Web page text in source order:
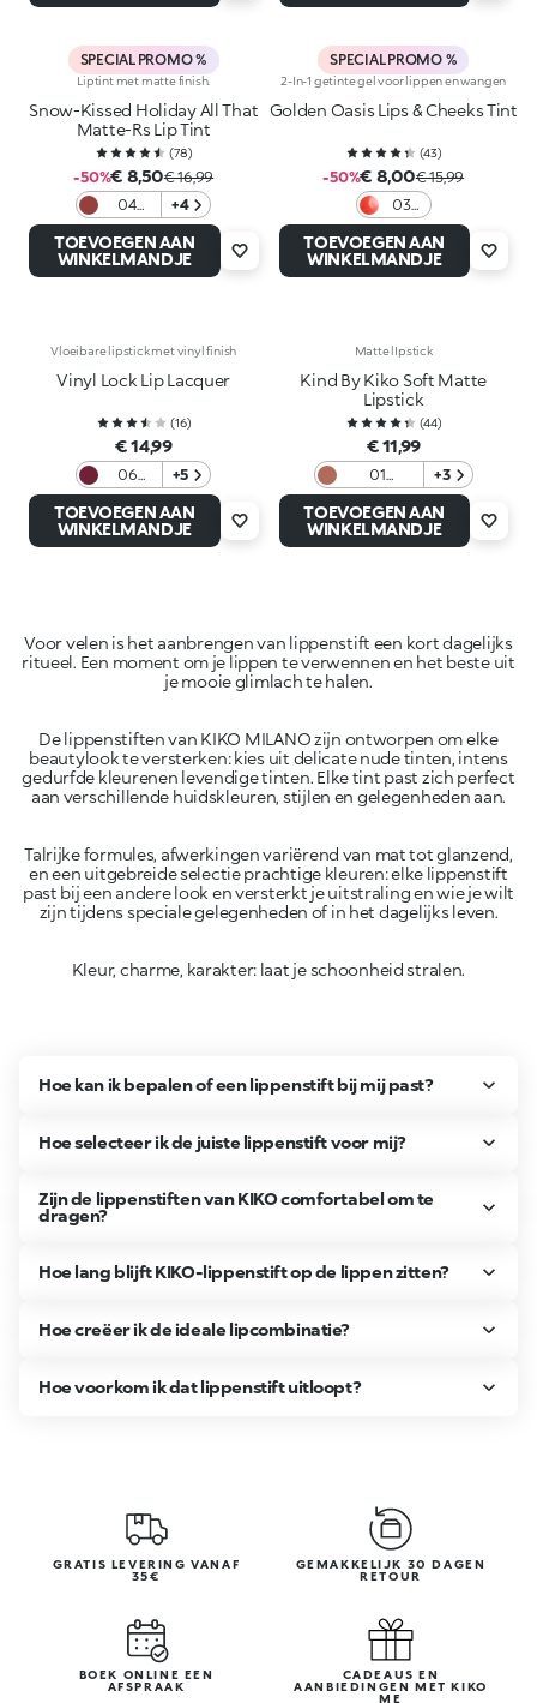
SPECIAL PROMO %
Liptint met matte finish.
Snow-Kissed Holiday All That
Matte-Rs Lip Tint
(78)
-50%€ 8,50€ 16,99
04
Cherry
Cheer
+4
TOEVOEGEN AAN
WINKELMANDJE
SPECIAL PROMO %
2-In-1 getinte gel voor lippen en wangen
Golden Oasis Lips & Cheeks Tint
(43)
-50%€ 8,00€ 15,99
03
Love
In
Coral
TOEVOEGEN AAN
WINKELMANDJE
Vloeibare lipstick met vinyl finish
Vinyl Lock Lip Lacquer
(16)
€ 14,99
06
Berry
Crush
+5
TOEVOEGEN AAN
WINKELMANDJE
Matte lIpstick
Kind By Kiko Soft Matte
Lipstick
(44)
€ 11,99
01
Woodland
+3
TOEVOEGEN AAN
WINKELMANDJE
Voor velen is het aanbrengen van lippenstift een kort dagelijks
ritueel. Een moment om je lippen te verwennen en het beste uit
De lippenstiften van KIKO MILANO zijn ontworpen om elke
beautylook te versterken: kies uit delicate nude tinten, intens
gedurfde kleurenen levendige tinten. Elke tint past zich perfect
Talrijke formules, afwerkingen variërend van mat tot glanzend,
en een uitgebreide selectie prachtige kleuren: elke lippenstift
past bij een andere look en versterkt je uitstraling en wie je wilt
Kleur, charme, karakter: laat je schoonheid stralen.
Hoe kan ik bepalen of een lippenstift bij mij past?
Hoe selecteer ik de juiste lippenstift voor mij?
Zijn de lippenstiften van KIKO comfortabel om te
dragen?
Hoe lang blijft KIKO-lippenstift op de lippen zitten?
Hoe creëer ik de ideale lipcombinatie?
Hoe voorkom ik dat lippenstift uitloopt?
GRATIS LEVERING VANAF
35€
GEMAKKELIJK 30 DAGEN
RETOUR
BOEK ONLINE EEN
AFSPRAAK
CADEAUS EN
AANBIEDINGEN MET KIKO
ME